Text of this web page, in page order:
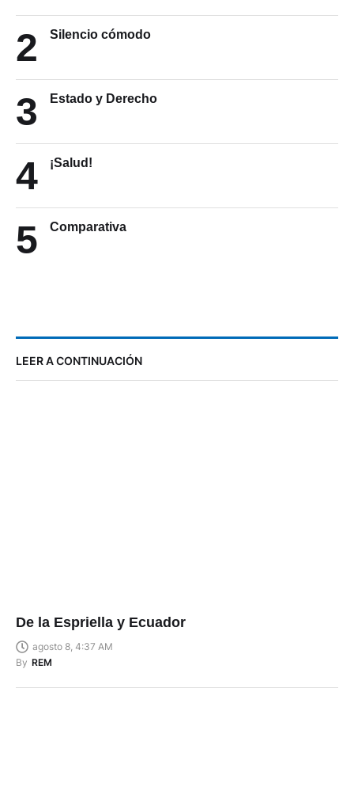
2 Silencio cómodo
3 Estado y Derecho
4 ¡Salud!
5 Comparativa
LEER A CONTINUACIÓN
De la Espriella y Ecuador
agosto 8, 4:37 AM
By REM